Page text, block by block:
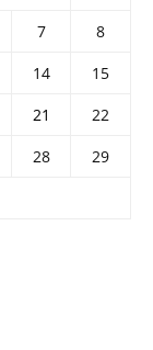
7
8
14
15
21
22
28
29